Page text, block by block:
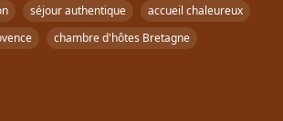
séjour authentique
accueil chaleureux
chambre d'hôtes Bretagne